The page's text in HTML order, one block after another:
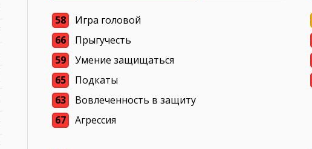
58
Игра головой
66
Прыгучесть
59
Умение защищаться
65
Подкаты
63
Вовлеченность в защиту
67
Агрессия